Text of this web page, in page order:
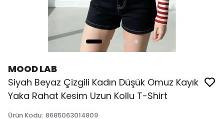
MOOD LAB
Siyah Beyaz Çizgili Kadın Düşük Omuz Kayık
Yaka Rahat Kesim Uzun Kollu T-Shirt
Ürün Kodu: 8685063014809